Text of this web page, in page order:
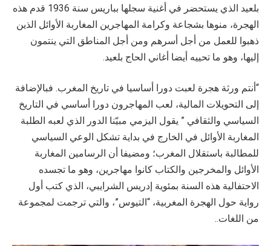
بلعيد الذي يستحضر في أغنية سجلها بباريس سنة 1936 قدم هذه
الهجرة، منوها بشجاعة وكرامة المهاجرين المغاربة الأوائل الذين
ذهبوا للعمل من أجل أسرهم ومن أجل المناطق التي ينتمون
إليها، وهو ما تحييه أيضا أغاني الحاج بلعيد.
“أنتم ورثة هجرة لعبت دورا أساسيا في تاريخ المغرب. فبالإضافة
إلى التحويلات المالية، لعب المهاجرون دورا أساسي في التاريخ
السياسي والثقافي ” يقول اليزمي مبيّنا الدور الذي لعبه الطلبة
المغاربة الأوائل في الخارج في بداية تشكل الوعي السياسي
للمطالبة باستقلال المغرب؛ ومضيفا أن الرسامين المغاربة
الأوائل والمخرجين والكتاب كانوا مهاجرين، وهو ما تجسده
الاحتفالية هذه السنة بمئوية إدريس الشرايبي، الذي كتب أول
رواية حول الهجرة المغربية، “التيوس”، والتي ترجمت لمجموعة
من اللغات..